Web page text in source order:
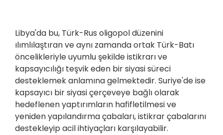
Libya'da bu, Türk-Rus oligopol düzenini
ılımlılaştıran ve aynı zamanda ortak Türk-Batı
öncelikleriyle uyumlu şekilde istikrarı ve
kapsayıcılığı teşvik eden bir siyasi süreci
desteklemek anlamına gelmektedir. Suriye'de ise
kapsayıcı bir siyasi çerçeveye bağlı olarak
hedeflenen yaptırımların hafifletilmesi ve
yeniden yapılandırma çabaları, istikrar çabalarını
destekleyip acil ihtiyaçları karşılayabilir.